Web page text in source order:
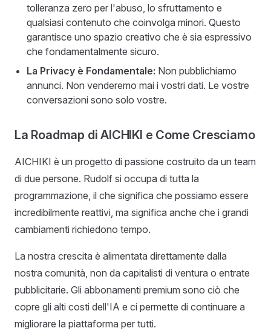
tolleranza zero per l'abuso, lo sfruttamento e
qualsiasi contenuto che coinvolga minori. Questo
garantisce uno spazio creativo che è sia espressivo
che fondamentalmente sicuro.
La Privacy è Fondamentale: Non pubblichiamo
annunci. Non venderemo mai i vostri dati. Le vostre
conversazioni sono solo vostre.
La Roadmap di AICHIKI e Come Cresciamo
AICHIKI è un progetto di passione costruito da un team
di due persone. Rudolf si occupa di tutta la
programmazione, il che significa che possiamo essere
incredibilmente reattivi, ma significa anche che i grandi
cambiamenti richiedono tempo.
La nostra crescita è alimentata direttamente dalla
nostra comunità, non da capitalisti di ventura o entrate
pubblicitarie. Gli abbonamenti premium sono ciò che
copre gli alti costi dell'IA e ci permette di continuare a
migliorare la piattaforma per tutti.